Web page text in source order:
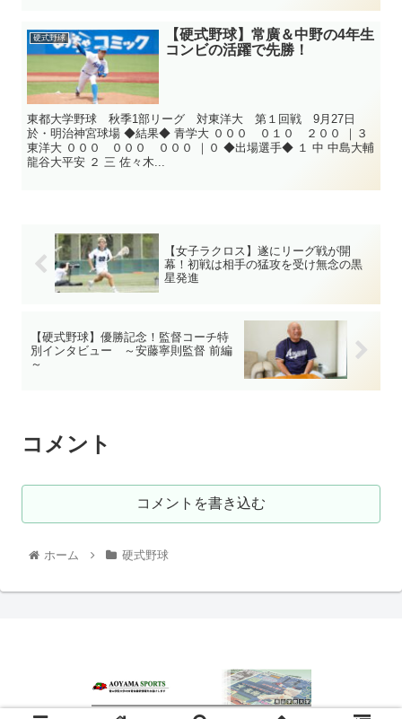
硬式野球
【硬式野球】常廣＆中野の4年生
コンビの活躍で先勝！
東都大学野球 秋季1部リーグ 対東洋大 第１回戦 9月27日
於・明治神宮球場 ◆結果◆ 青学大 ０００ ０１０ ２００ ｜３
東洋大 ０００ ０００ ０００ ｜０ ◆出場選手◆ １ 中 中島大輔
龍谷大平安 ２ 三 佐々木...
【女子ラクロス】遂にリーグ戦が開
幕！初戦は相手の猛攻を受け無念の黒
星発進
【硬式野球】優勝記念！監督コーチ特
別インタビュー ～安藤寧則監督 前編
～
コメント
コメントを書き込む
ホーム 硬式野球